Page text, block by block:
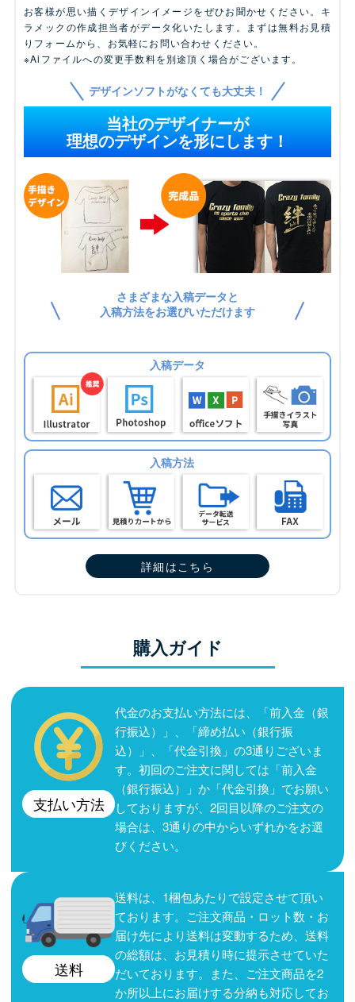
お客様が思い描くデザインイメージをぜひお聞かせください。キ
ラメックの作成担当者がデータ化いたします。まずは無料お見積
りフォームから、お気軽にお問い合わせください。
※Aiファイルへの変更手数料を別途頂く場合がございます。
デザインソフトがなくても大丈夫！
当社のデザイナーが
理想のデザインを形にします！
さまざまな入稿データと
入稿方法をお選びいただけます
入稿データ
入稿方法
詳細はこちら
購入ガイド
支払い方法
代金のお支払い方法には、「前入金（銀
行振込）」、「締め払い（銀行振
込）」、「代金引換」の3通りございま
す。初回のご注文に関しては「前入金
（銀行振込）」か「代金引換」でお願い
しておりますが、2回目以降のご注文の
場合は、3通りの中からいずれかをお選
びください。
送料
送料は、1梱包あたりで設定させて頂い
ております。ご注文商品・ロット数・お
届け先により送料は変動するため、送料
の総額は、お見積り時に提示させていた
だいております。また、ご注文商品を2
か所以上にお届けする分納も対応してお